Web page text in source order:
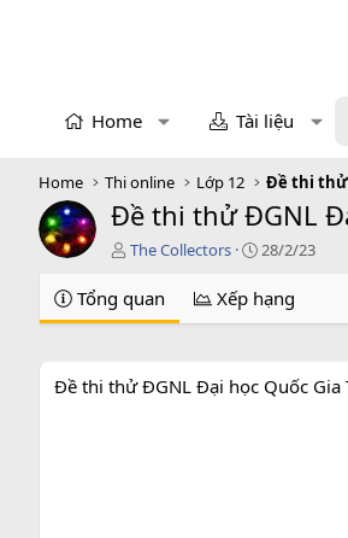
Home Tài liệu
Home Thi online Lớp 12 Đề thi thử
Đề thi thử ĐGNL
T
c
g
The Collectors
C
e
a
o
28/2/23
Tổng quan Xếp hạng
Đề thi thử ĐGNL Đại học Quốc Gia